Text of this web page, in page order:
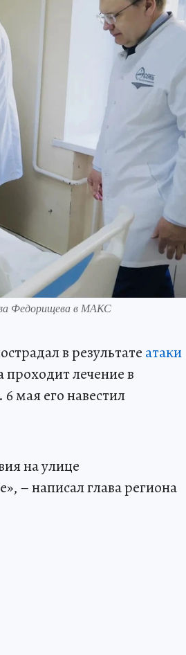
Федорищева в МАКС
в результате атаки
лечение в
мая его навестил
на улице
– написал глава региона